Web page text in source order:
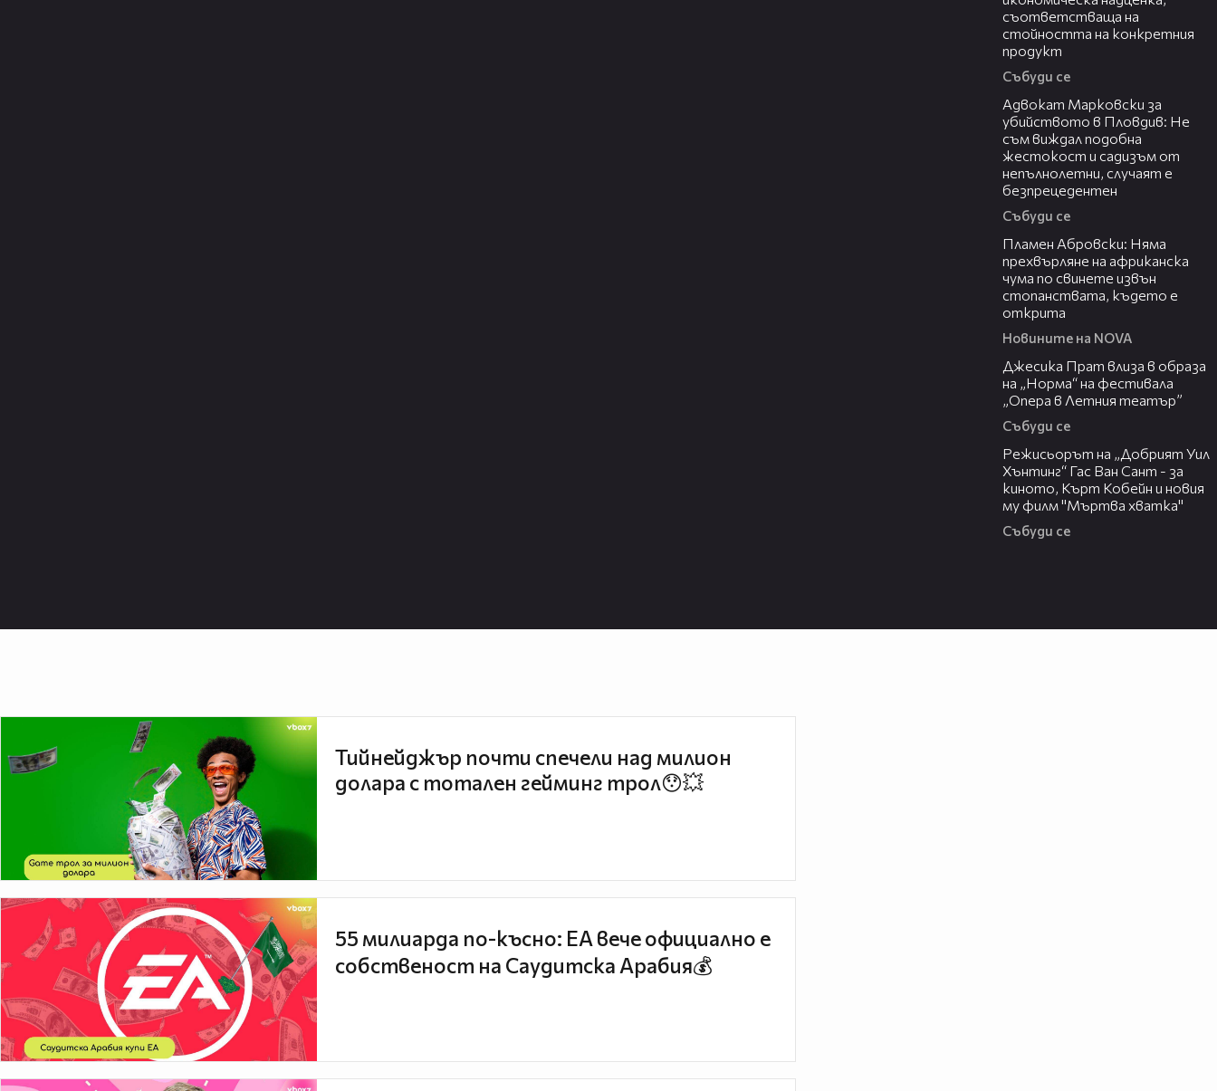
съответстваща на
стойността на конкретния
продукт
Събуди се
Адвокат Марковски за
убийството в Пловдив: Не
съм виждал подобна
жестокост и садизъм от
непълнолетни, случаят е
безпрецедентен
Събуди се
Пламен Абровски: Няма
прехвърляне на африканска
чума по свинете извън
стопанствата, където е
открита
Новините на NOVA
Джесика Прат влиза в образа
на „Норма“ на фестивала
„Опера в Летния театър”
Събуди се
Режисьорът на „Добрият Уил
Хънтинг“ Гас Ван Сант - за
киното, Кърт Кобейн и новия
му филм "Мъртва хватка"
Събуди се
Тийнейджър почти спечели над милион
долара с тотален гейминг трол😯💥
55 милиарда по-късно: EA вече официално е
собственост на Саудитска Арабия💰